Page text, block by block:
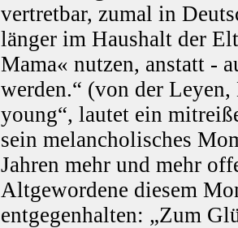
vertretbar, zumal in
länger im Haushalt der
Mama« nutzen, anstatt -
werden.“ (von der
young“, lautet ein
sein melancholisches
Jahren mehr und mehr
Altgewordene diesem
entgegenhalten: „Zum